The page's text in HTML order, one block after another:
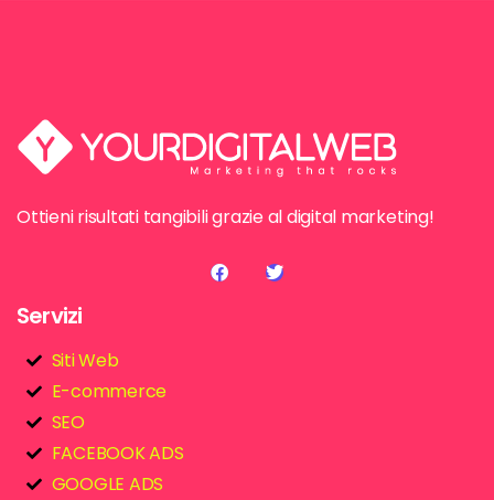
Ottieni risultati tangibili grazie al digital marketing!
Servizi
Siti Web
E-commerce
SEO
FACEBOOK ADS
GOOGLE ADS